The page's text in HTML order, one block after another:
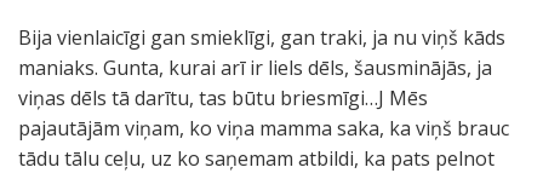
Bija vienlaicīgi gan smieklīgi, gan traki, ja nu viņš kāds
maniaks. Gunta, kurai arī ir liels dēls, šausminājās, ja
viņas dēls tā darītu, tas būtu briesmīgi…J Mēs
pajautājām viņam, ko viņa mamma saka, ka viņš brauc
tādu tālu ceļu, uz ko saņemam atbildi, ka pats pelnot